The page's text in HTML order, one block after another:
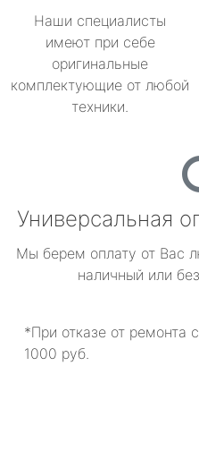
Наши специалисты
имеют при себе
оригинальные
комплектующие от любой
техники.
Универсальная
Мы берем оплату от Вас
наличный или
*При отказе от ремонта
1000 руб.